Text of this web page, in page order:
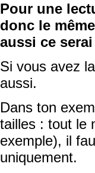
Pour une
donc le
aussi ce
Si vous avez
aussi.
Dans ton
tailles : tout le
exemple), il
uniquement.